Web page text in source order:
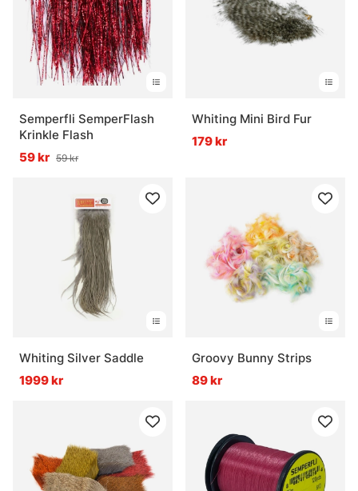
Semperfli SemperFlash
Krinkle Flash
59 kr 59 kr
Whiting Mini Bird Fur
179 kr
Whiting Silver Saddle
1999 kr
Groovy Bunny Strips
89 kr